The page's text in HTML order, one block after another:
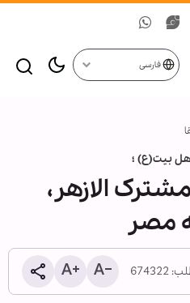
فارسی
بیت(ع) ؛
الازهر،
مصر